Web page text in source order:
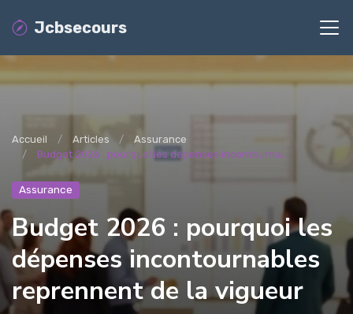
Jcbsecours
Accueil Articles
Assurance
Budget 2026 : pourquoi les dépenses incontourna...
Assurance
Budget 2026 : pourquoi les
dépenses incontournables
reprennent de la vigueur